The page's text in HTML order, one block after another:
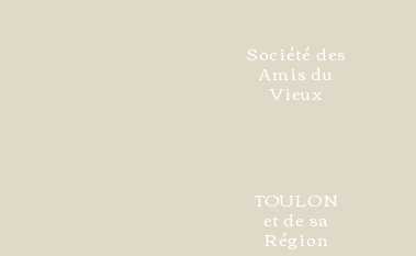
Société des
Amis du
Vieux
TOULON
et de sa
Région